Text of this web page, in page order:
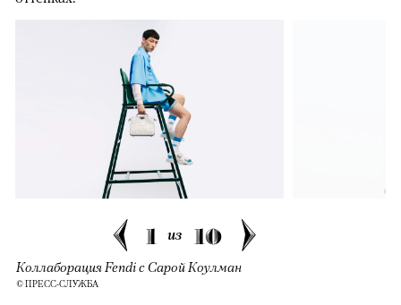
1 из 10
Коллаборация Fendi с Сарой Коулман
© ПРЕСС-СЛУЖБА